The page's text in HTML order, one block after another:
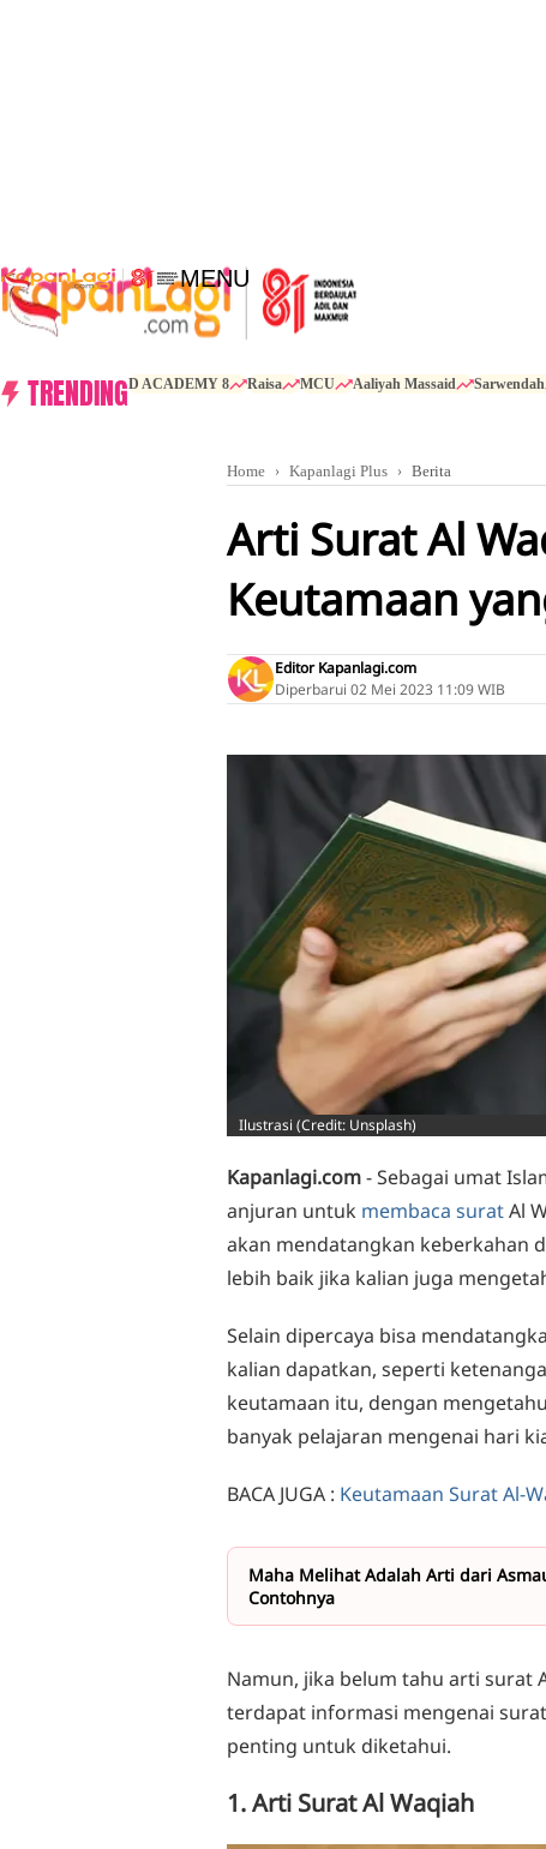
MENU
TRENDINGD ACADEMY 8 Raisa MCU Aaliyah Massaid Sarwendah
Home Kapanlagi Plus Berita
Arti Surat Al
Keutamaan
Editor Kapanlagi.com
Diperbarui 02 Mei 2023 11:09 WIB
Ilustrasi (Credit: Unsplash)
Kapanlagi.com- Sebagai umat
anjuran untuk membaca suratAl
akan mendatangkan keberkahan
lebih baik jika kalian juga
Selain dipercaya bisa
kalian dapatkan, seperti
keutamaan itu, dengan
banyak pelajaran mengenai hari
BACA JUGA : Keutamaan Surat Al-
Maha Melihat Adalah Arti dari
Contohnya
Namun, jika belum tahu arti surat
terdapat informasi mengenai
penting untuk diketahui.
1. Arti Surat Al Waqiah